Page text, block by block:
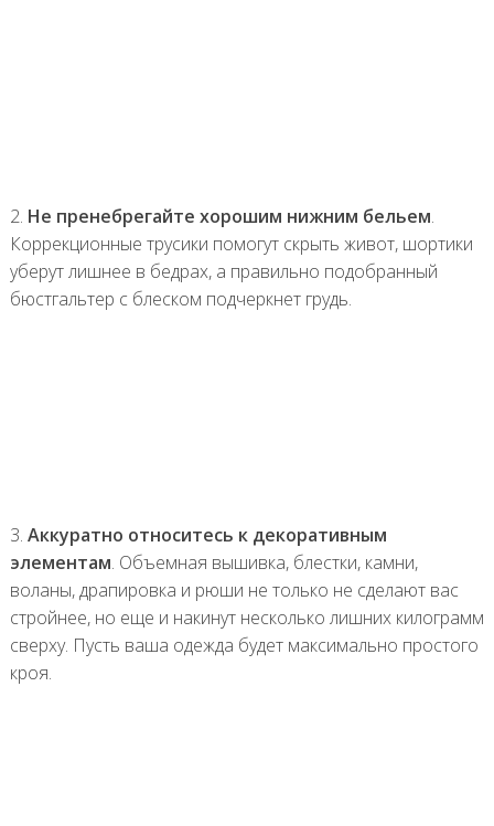
2. Не пренебрегайте хорошим нижним бельем.
Коррекционные трусики помогут скрыть живот, шортики
уберут лишнее в бедрах, а правильно подобранный
бюстгальтер с блеском подчеркнет грудь.
3. Аккуратно относитесь к декоративным
элементам. Объемная вышивка, блестки, камни,
воланы, драпировка и рюши не только не сделают вас
стройнее, но еще и накинут несколько лишних килограмм
сверху. Пусть ваша одежда будет максимально простого
кроя.